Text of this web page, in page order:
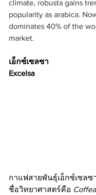
climate, robusta gains
popularity as arabica.
dominates 40% of the
market.
เอ็กซ์เซลซา
Excelsa
กาแฟสายพันธุ์เอ็กซ์เซลซ
ชื่อวิทยาศาสตร์คือ